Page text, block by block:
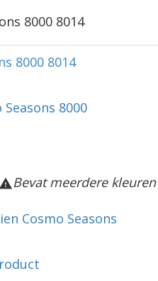
8000 8014
8000 8014
Seasons 8000
Bevat meerdere kleuren
Cosmo Seasons